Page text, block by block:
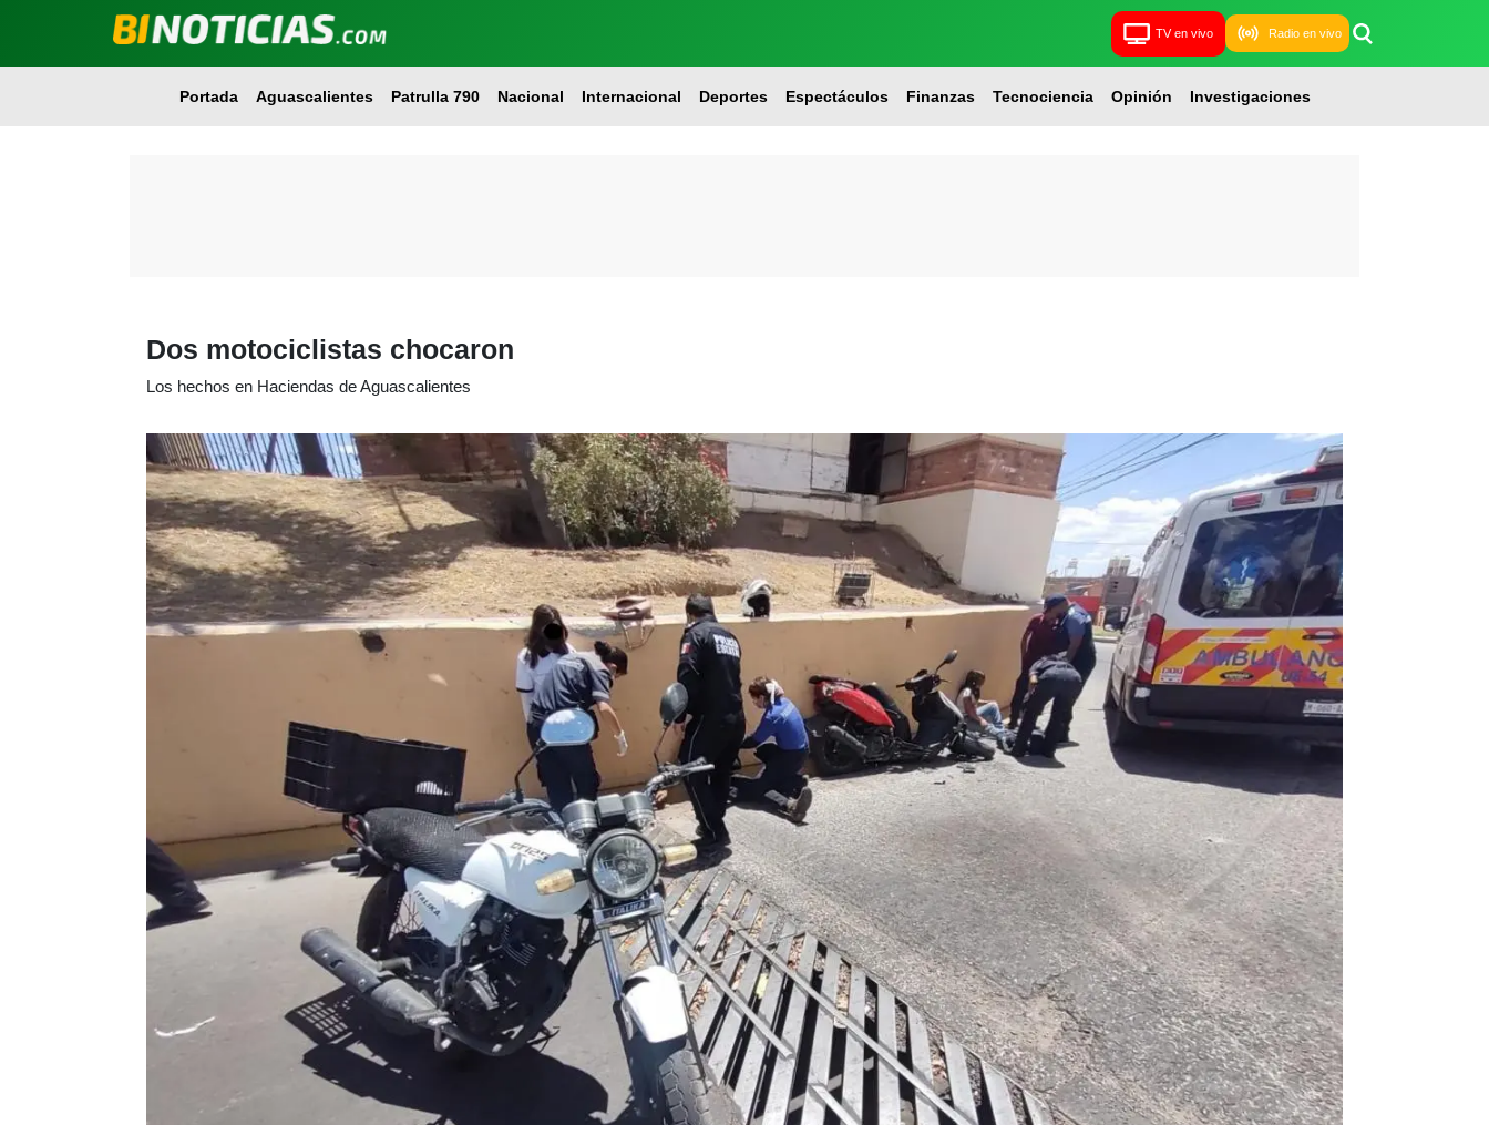
TV en vivo Radio en vivo
Portada Aguascalientes Patrulla 790 Nacional Internacional Deportes Espectáculos Finanzas Tecnociencia Opinión Investigaciones
Dos motociclistas chocaron
Los hechos en Haciendas de Aguascalientes